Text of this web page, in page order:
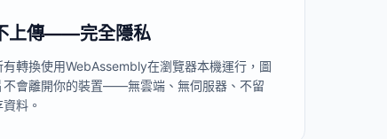
上傳——完全隱私
有轉換使用WebAssembly在瀏覽器本機運行，圖
不會離開你的裝置——無雲端、無伺服器、不留
資料。